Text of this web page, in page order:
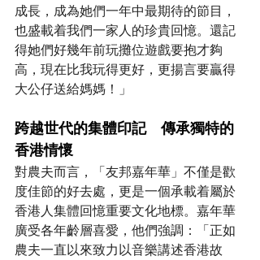
成長，成為她們一年中最期待的節目，
也盛載着我們一家人的珍貴回憶。還記
得她們好幾年前玩攤位遊戲要抱才夠
高，現在比我玩得更好，更揚言要贏得
大公仔送給媽媽！」
跨越世代的集體印記　傳承獨特的
香港情懷
對農夫而言，「友邦嘉年華」不僅是歡
度佳節的好去處，更是一個承載着屬於
香港人集體回憶重要文化地標。嘉年華
廣受各年齡層喜愛，他們強調：「正如
農夫一直以來致力以音樂講述香港故